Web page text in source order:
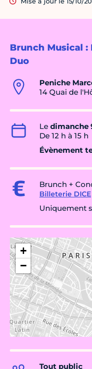
Brunch Musical :
Duo
Peniche
14 Quai de
Le dimanche
De 12 h à 15 h
Évènement
Brunch +
Billeterie DICE
Uniquement
+
−
Tout public